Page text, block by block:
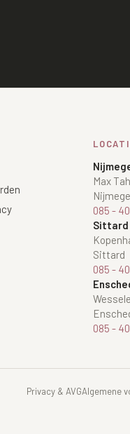
Max
085 -
Sittard
Sittard
085 -
085 -
Privacy & AVGAlgemene